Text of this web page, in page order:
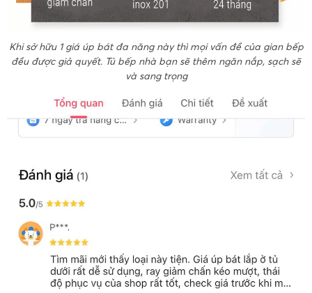
Khi sở hữu 1 giá úp bát đa năng này thì mọi vấn đề của gian bếp
đều được giả quyết. Tủ bếp nhà bạn sẽ thêm ngăn nắp, sạch sẽ
và sang trọng